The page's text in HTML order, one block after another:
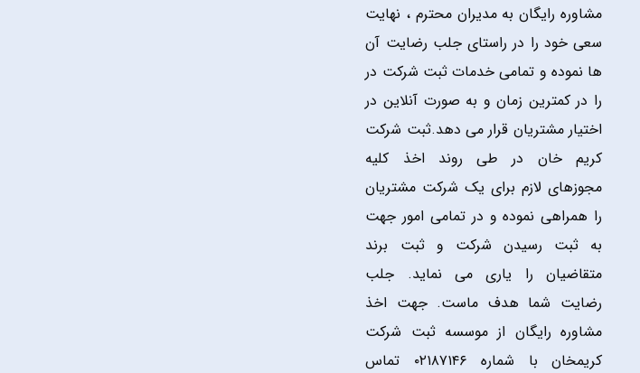
مشاوره رایگان به مدیران محترم ، نهایت
سعی خود را در راستای جلب رضایت آن
ها نموده و تمامی خدمات ثبت شرکت در
را در کمترین زمان و به صورت آنلاین در
اختیار مشتریان قرار می دهد.ثبت شرکت
کریم خان در طی روند اخذ کلیه
مجوزهای لازم برای یک شرکت مشتریان
را همراهی نموده و در تمامی امور جهت
به ثبت رسیدن شرکت و ثبت برند
متقاضیان را یاری می نماید. جلب
رضایت شما هدف ماست. جهت اخذ
مشاوره رایگان از موسسه ثبت شرکت
کریمخان با شماره ۰۲۱۸۷۱۴۶ تماس